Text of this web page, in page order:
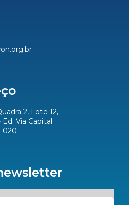
2, Lote 12,
Via Capital
020